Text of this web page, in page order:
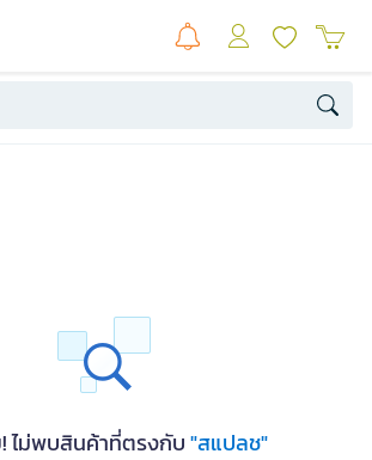
ไม่พบสินค้าที่ตรงกับ"สแปลช"